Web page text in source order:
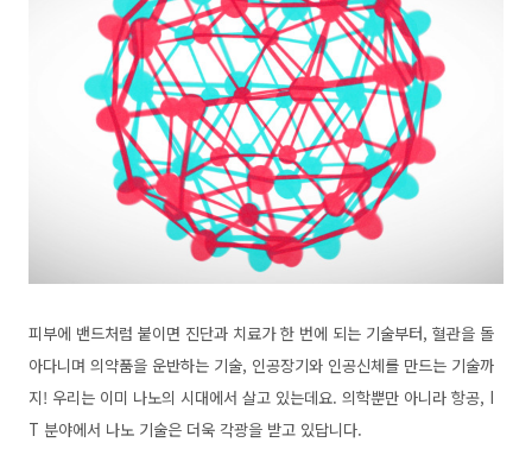
피부에 밴드처럼 붙이면 진단과 치료가 한 번에 되는 기술부터, 혈관을 돌
아다니며 의약품을 운반하는 기술, 인공장기와 인공신체를 만드는 기술까
지! 우리는 이미 나노의 시대에서 살고 있는데요. 의학뿐만 아니라 항공, I
T 분야에서 나노 기술은 더욱 각광을 받고 있답니다.